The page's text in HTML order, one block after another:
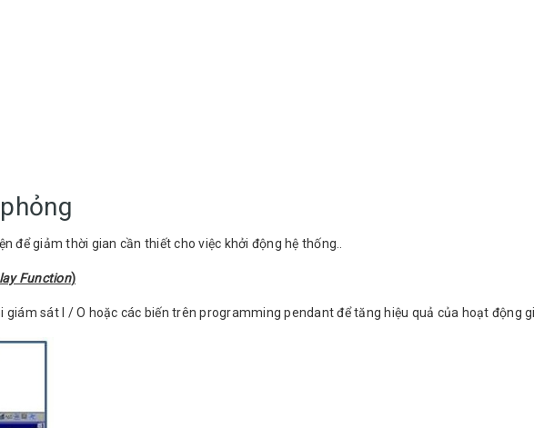
để giảm thời gian cần thiết cho việc khởi động hệ thống..
Function)
sát I / O hoặc các biến trên programming pendant để tăng hiệu quả của hoạt động